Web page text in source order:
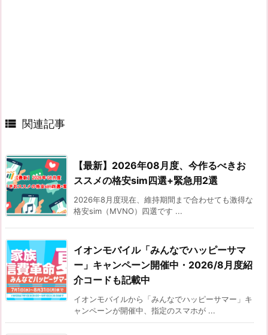
 関連記事
【最新】2026年08月度、今作るべきお
ススメの格安sim四選+緊急用2選
2026年8月度現在、維持期間まで合わせても激得な
格安sim（MVNO）四選です ...
イオンモバイル「みんなでハッピーサマ
ー」キャンペーン開催中・2026/8月度紹
介コードも記載中
イオンモバイルから「みんなでハッピーサマー」キ
ャンペーンが開催中、指定のスマホが ...